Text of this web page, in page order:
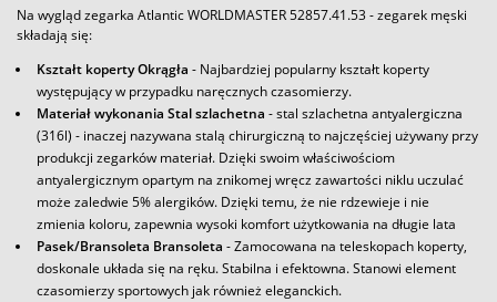
Na wygląd zegarka Atlantic WORLDMASTER 52857.41.53 - zegarek męski
składają się:
Kształt koperty Okrągła - Najbardziej popularny kształt koperty
występujący w przypadku naręcznych czasomierzy.
Materiał wykonania Stal szlachetna - stal szlachetna antyalergiczna
(316l) - inaczej nazywana stalą chirurgiczną to najczęściej używany przy
produkcji zegarków materiał. Dzięki swoim właściwościom
antyalergicznym opartym na znikomej wręcz zawartości niklu uczulać
może zaledwie 5% alergików. Dzięki temu, że nie rdzewieje i nie
zmienia koloru, zapewnia wysoki komfort użytkowania na długie lata
Pasek/Bransoleta Bransoleta - Zamocowana na teleskopach koperty,
doskonale układa się na ręku. Stabilna i efektowna. Stanowi element
czasomierzy sportowych jak również eleganckich.